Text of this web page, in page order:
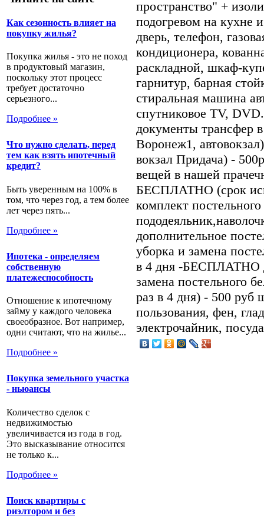
Как сезонность влияет на
покупку жилья?
Покупка жилья - это не поход
в продуктовый магазин,
поскольку этот процесс
требует достаточно
серьезного...
Подробнее »
Что нужно сделать, перед
тем как взять ипотечный
кредит?
Быть уверенным на 100% в
том, что через год, а тем более
лет через пять...
Подробнее »
Ипотека - определяем
собственную
платежеспособность
Отношение к ипотечному
займу у каждого человека
своеобразное. Вот например,
одни считают, что на жилье...
Подробнее »
Покупка земельного участка
- ньюансы
Количество сделок с
недвижимостью
увеличивается из года в год.
Это высказывание относится
не только к...
Подробнее »
Поиск квартиры с
риэлтором и без
пространство" +
подогревом на кухне
дверь, телефон,
кондиционера,
раскладной, шкаф-
гарнитур, барная
стиральная машина
спутниковое TV,
документы трансфер
Воронеж1,
вокзал Придача) -
вещей в нашей
БЕСПЛАТНО (срок
комплект
дополнительное
уборка и замена
в 4 дня -БЕСПЛАТНО
замена постельного
раз в 4 дня) - 500 руб
пользования, фен,
электрочайник,